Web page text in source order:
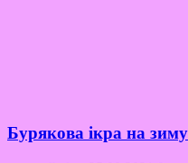
Бурякова ікра на зиму